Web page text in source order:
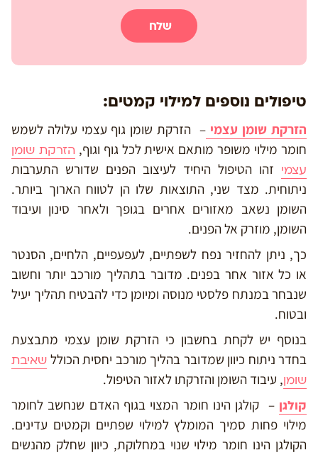
שלח
טיפולים נוספים למילוי קמטים:
הזרקת שומן עצמי – הזרקת שומן גוף עצמי עלולה לשמש
חומר מילוי משופר מותאם אישית לכל גוף וגוף,הזרקת שומן
עצמי זהו הטיפול היחיד לעיצוב הפנים שדורש התערבות
ניתוחית. מצד שני, התוצאות שלו הן לטווח הארוך ביותר.
השומן נשאב מאזורים אחרים בגופך ולאחר סינון ועיבוד
השומן, מוזרק אל הפנים.
כך, ניתן להחזיר נפח לשפתיים, לעפעפיים, הלחיים, הסנטר
או כל אזור אחר בפנים. מדובר בתהליך מורכב יותר וחשוב
שנבחר במנתח פלסטי מנוסה ומיומן כדי להבטיח תהליך יעיל
ובטוח.
בנוסף יש לקחת בחשבון כי הזרקת שומן עצמי מתבצעת
בחדר ניתוח כיוון שמדובר בהליך מורכב יחסית הכולל שאיבת
שומן, עיבוד השומן והזרקתו לאזור הטיפול.
קולגן – קולגן הינו חומר המצוי בגוף האדם שנחשב לחומר
מילוי פחות סמיך המומלץ למילוי שפתיים וקמטים עדינים.
הקולגן הינו חומר מילוי שנוי במחלוקת, כיוון שחלק מהנשים